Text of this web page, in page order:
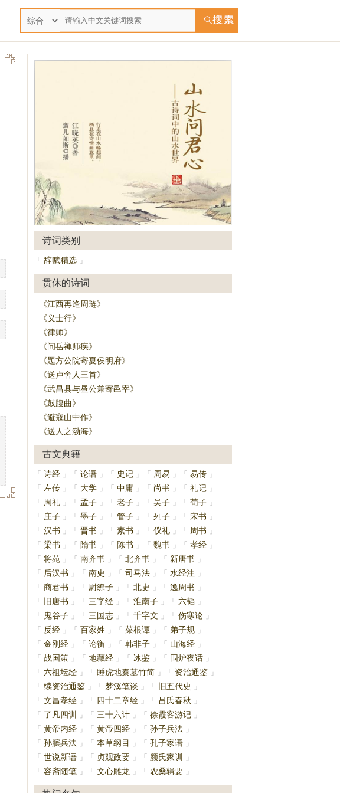
诗词类别
「 辞赋精选 」
贯休的诗词
《江西再逢周琏》
《义士行》
《律师》
《问岳禅师疾》
《题方公院寄夏侯明府》
《送卢舍人三首》
《武昌县与昼公兼寄邑宰》
《鼓腹曲》
《避寇山中作》
《送人之渤海》
古文典籍
「 诗经 」 「 论语 」 「 史记 」 「 周易 」 「 易传 」
「
左传 」 「 大学 」 「 中庸 」 「 尚书 」 「 礼记 」
「
周礼 」 「 孟子 」 「 老子 」 「 吴子 」 「 荀子 」
「
庄子 」 「 墨子 」 「 管子 」 「 列子 」 「 宋书
」
「 汉书 」 「 晋书 」 「 素书 」 「 仪礼 」 「 周书
」
「 梁书 」 「 隋书 」 「 陈书 」 「 魏书 」 「 孝经 」
「 将苑 」 「 南齐书 」 「 北齐书 」 「 新唐书
」
「
后汉书 」 「 南史 」 「 司马法 」 「 水经注
」
「 商君书 」 「 尉缭子 」 「 北史 」 「 逸周书
」
「
旧唐书 」 「 三字经 」 「 淮南子 」 「 六韬 」
「
鬼谷子 」 「 三国志 」 「 千字文 」 「 伤寒论 」
「
反经 」 「 百家姓 」 「 菜根谭 」 「 弟子规 」
「 金刚经 」 「 论衡 」 「 韩非子 」 「 山海经 」
「 战国策 」 「 地藏经 」 「 冰鉴 」 「 围炉夜话 」
「 六祖坛经 」 「 睡虎地秦墓竹简 」 「 资治通鉴 」
「 续资治通鉴 」 「 梦溪笔谈 」 「 旧五代史
」
「 文昌孝经 」 「 四十二章经 」 「 吕氏春秋
」
「
了凡四训 」 「 三十六计 」 「 徐霞客游记 」
「 黄帝内经 」 「 黄帝四经 」 「 孙子兵法 」
「 孙膑兵法 」 「 本草纲目 」 「 孔子家语 」
「 世说新语 」 「 贞观政要 」 「 颜氏家训
」
「 容斋随笔 」 「 文心雕龙 」 「 农桑辑要 」